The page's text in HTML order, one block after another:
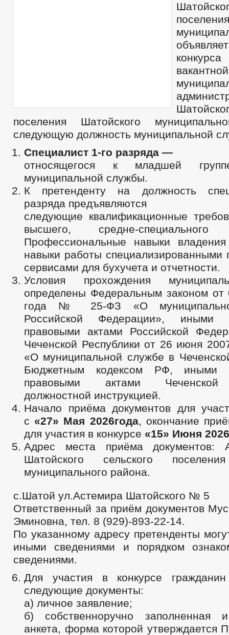
поселения Шатойского
следующую должность муниципальной
Специалист 1-го разряда —
относящегося к младшей
муниципальной службы.
К претенденту на должность
разряда предъявляются
следующие квалификационные
высшего, средне-специального
Профессиональные навыки
навыки работы специализированными
сервисами для бухучета и отчетности.
Условия прохождения
определены Федеральным законом от
года № 25-ФЗ «О
Российской Федерации», иными
правовыми актами Российской
Чеченской Республики от 26 июня
«О муниципальной службе в
Бюджетным кодексом РФ, иными
правовыми актами Чеченской
должностной инструкцией.
Начало приёма документов для
с «27» Мая 2026года, окончание
для участия в конкурсе «15» Июня 2026
Адрес места приёма документов:
Шатойского сельского
муниципального района.
с.Шатой ул.Астемира Шатойского № 5
Ответственный за приём документов
Эминовна, тел. 8 (929)-893-22-14.
По указанному адресу претенденты
иными сведениями и порядком
сведениями.
Для участия в конкурсе гражданин
следующие документы:
а) личное заявление;
б) собственноручно заполненная
анкета, форма которой утверждается